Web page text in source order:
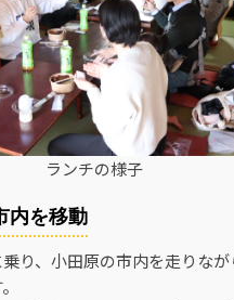
ランチの様子
内を移動
り、小田原の市内を走りな